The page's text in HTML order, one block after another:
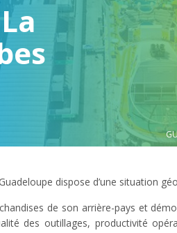
dispose d’une situation
de son arrière-pays et
des outillages, productivité